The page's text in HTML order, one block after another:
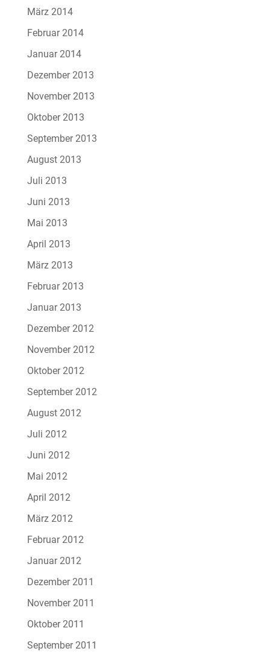
März 2014
Februar 2014
Januar 2014
Dezember 2013
November 2013
Oktober 2013
September 2013
August 2013
Juli 2013
Juni 2013
Mai 2013
April 2013
März 2013
Februar 2013
Januar 2013
Dezember 2012
November 2012
Oktober 2012
September 2012
August 2012
Juli 2012
Juni 2012
Mai 2012
April 2012
März 2012
Februar 2012
Januar 2012
Dezember 2011
November 2011
Oktober 2011
September 2011